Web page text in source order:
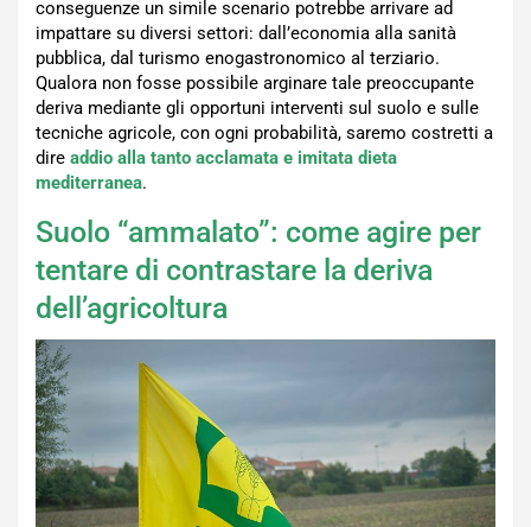
conseguenze un simile scenario potrebbe arrivare ad
impattare su diversi settori: dall’economia alla sanità
pubblica, dal turismo enogastronomico al terziario.
Qualora non fosse possibile arginare tale preoccupante
deriva mediante gli opportuni interventi sul suolo e sulle
tecniche agricole, con ogni probabilità, saremo costretti a
dire addio alla tanto acclamata e imitata dieta
mediterranea.
Suolo “ammalato”: come agire per
tentare di contrastare la deriva
dell’agricoltura